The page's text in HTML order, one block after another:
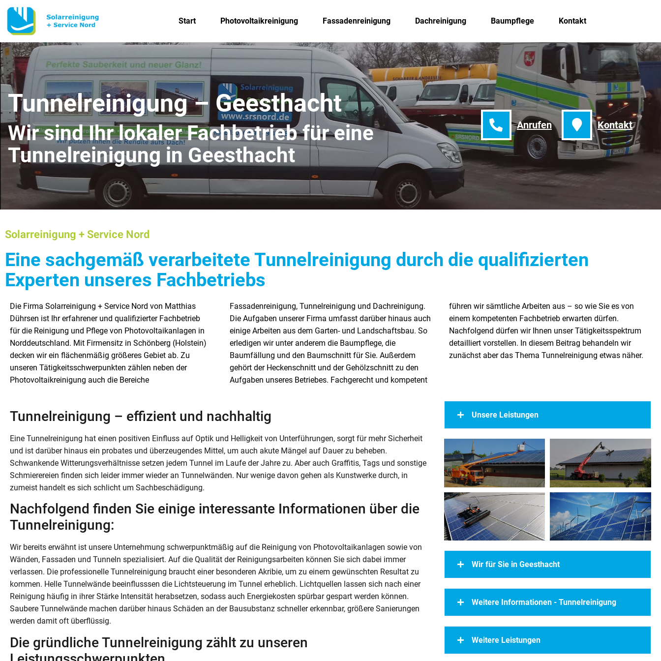
Start Photovoltaikreinigung Fassadenreinigung Dachreinigung Baumpflege Kontakt
Tunnelreinigung – Geesthacht
Wir sind Ihr lokaler Fachbetrieb für eine
Tunnelreinigung in Geesthacht
Anrufen Kontakt
Solarreinigung + Service Nord
Eine sachgemäß verarbeitete Tunnelreinigung durch die qualifizierten
Experten unseres Fachbetriebs
Die Firma Solarreinigung + Service Nord von Matthias
Dührsen ist Ihr erfahrener und qualifizierter Fachbetrieb
für die Reinigung und Pflege von Photovoltaikanlagen in
Norddeutschland. Mit Firmensitz in Schönberg (Holstein)
decken wir ein flächenmäßig größeres Gebiet ab. Zu
unseren Tätigkeitsschwerpunkten zählen neben der
Photovoltaikreinigung auch die Bereiche
Fassadenreinigung, Tunnelreinigung und Dachreinigung.
Die Aufgaben unserer Firma umfasst darüber hinaus auch
einige Arbeiten aus dem Garten- und Landschaftsbau. So
erledigen wir unter anderem die Baumpflege, die
Baumfällung und den Baumschnitt für Sie. Außerdem
gehört der Heckenschnitt und der Gehölzschnitt zu den
Aufgaben unseres Betriebes. Fachgerecht und kompetent
führen wir sämtliche Arbeiten aus – so wie Sie es von
einem kompetenten Fachbetrieb erwarten dürfen.
Nachfolgend dürfen wir Ihnen unser Tätigkeitsspektrum
detailliert vorstellen. In diesem Beitrag behandeln wir
zunächst aber das Thema Tunnelreinigung etwas näher.
Tunnelreinigung – effizient und nachhaltig
Eine Tunnelreinigung hat einen positiven Einfluss auf Optik und Helligkeit von Unterführungen, sorgt für mehr Sicherheit
und ist darüber hinaus ein probates und überzeugendes Mittel, um auch akute Mängel auf Dauer zu beheben.
Schwankende Witterungsverhältnisse setzen jedem Tunnel im Laufe der Jahre zu. Aber auch Graffitis, Tags und sonstige
Schmierereien finden sich leider immer wieder an Tunnelwänden. Nur wenige davon gehen als Kunstwerke durch, in
zumeist handelt es sich schlicht um Sachbeschädigung.
Nachfolgend finden Sie einige interessante Informationen über die
Tunnelreinigung:
Wir bereits erwähnt ist unsere Unternehmung schwerpunktmäßig auf die Reinigung von Photovoltaikanlagen sowie von
Wänden, Fassaden und Tunneln spezialisiert. Auf die Qualität der Reinigungsarbeiten können Sie sich dabei immer
verlassen. Die professionelle Tunnelreinigung braucht einer besonderen Akribie, um zu einem gewünschten Resultat zu
kommen. Helle Tunnelwände beeinflusssen die Lichtsteuerung im Tunnel erheblich. Lichtquellen lassen sich nach einer
Reinigung häufig in ihrer Stärke Intensität herabsetzen, sodass auch Energiekosten spürbar gespart werden können.
Saubere Tunnelwände machen darüber hinaus Schäden an der Bausubstanz schneller erkennbar, größere Sanierungen
werden damit oft überflüssig.
Die gründliche Tunnelreinigung zählt zu unseren
Unsere Leistungen
Wir für Sie in Geesthacht
Weitere Informationen - Tunnelreinigung
Weitere Leistungen